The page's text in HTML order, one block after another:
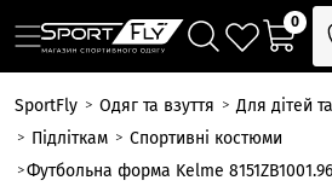
0
SportFly Одяг та взуття Для дітей
Підліткам
Спортивні костюми
Футбольна форма Kelme